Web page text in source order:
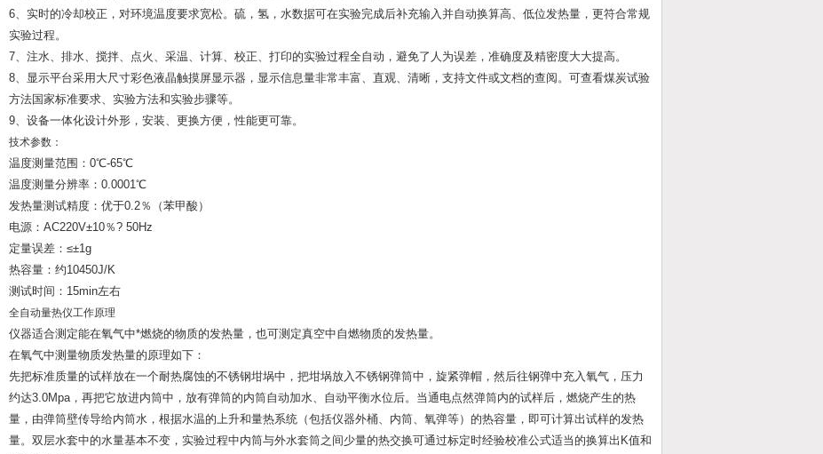
6、实时的冷却校正，对环境温度要求宽松。硫，氢，水数据可在实验完成后补充输入并自动换算高、低位发热量，更符合常规
实验过程。
7、注水、排水、搅拌、点火、采温、计算、校正、打印的实验过程全自动，避免了人为误差，准确度及精密度大大提高。
8、显示平台采用大尺寸彩色液晶触摸屏显示器，显示信息量非常丰富、直观、清晰，支持文件或文档的查阅。可查看煤炭试验
方法国家标准要求、实验方法和实验步骤等。
9、设备一体化设计外形，安装、更换方便，性能更可靠。
技术参数：
温度测量范围：0℃-65℃
温度测量分辨率：0.0001℃
发热量测试精度：优于0.2％（苯甲酸）
电源：AC220V±10％? 50Hz
定量误差：≤±1g
热容量：约10450J/K
测试时间：15min左右
全自动量热仪工作原理
仪器适合测定能在氧气中*燃烧的物质的发热量，也可测定真空中自燃物质的发热量。
在氧气中测量物质发热量的原理如下：
先把标准质量的试样放在一个耐热腐蚀的不锈钢坩埚中，把坩埚放入不锈钢弹筒中，旋紧弹帽，然后往钢弹中充入氧气，压力
约达3.0Mpa，再把它放进内筒中，放有弹筒的内筒自动加水、自动平衡水位后。当通电点然弹筒内的试样后，燃烧产生的热
量，由弹筒壁传导给内筒水，根据水温的上升和量热系统（包括仪器外桶、内筒、氧弹等）的热容量，即可计算出试样的发热
量。双层水套中的水量基本不变，实验过程中内筒与外水套筒之间少量的热交换可通过标定时经验校准公式适当的换算出K值和